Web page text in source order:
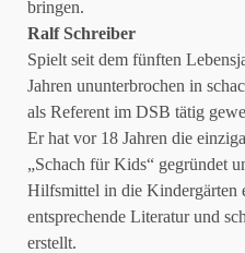
bringen.
Ralf Schreiber
Spielt seit dem fünften
Jahren ununterbrochen in
als Referent im DSB tätig
Er hat vor 18 Jahren die
„Schach für Kids“ gegründet
Hilfsmittel in die Kindergärten
entsprechende Literatur und
erstellt.